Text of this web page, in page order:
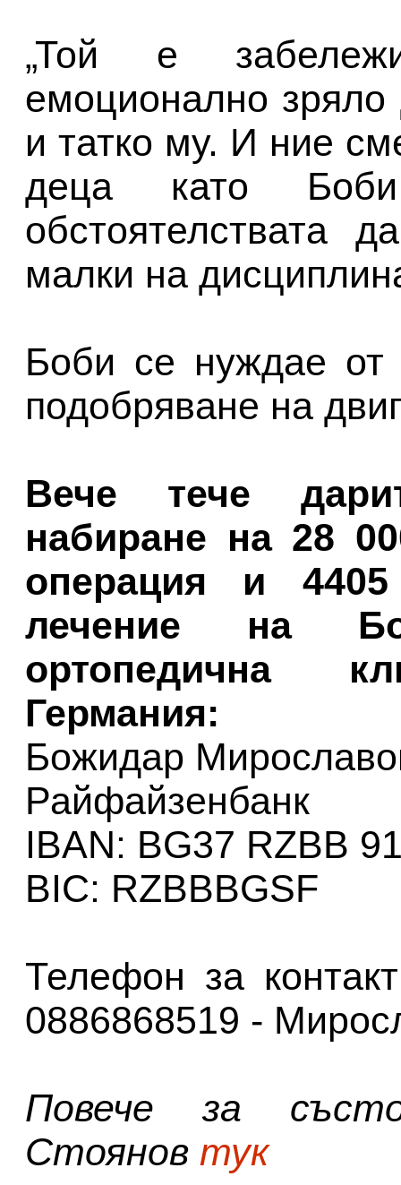
„Той е
емоционално зряло
и татко му. И ние
деца като
обстоятелствата
малки на
Боби се нуждае от
подобряване на
Вече тече
набиране на 28
операция и
лечение на
ортопедична
Германия:
Божидар
Райфайзенбанк
IBAN: BG37 RZBB
BIC: RZBBBGSF
Телефон за
0886868519 -
Повече за
Стоянов тук